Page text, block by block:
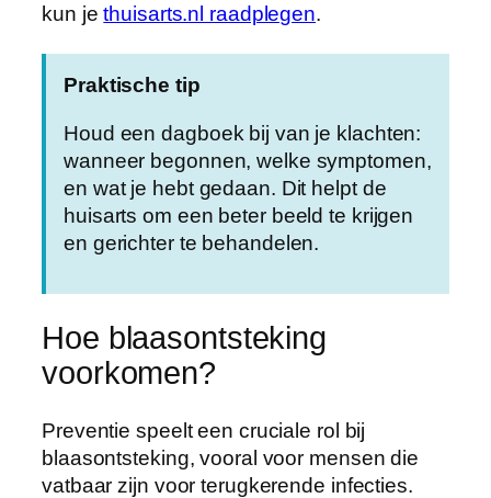
kun jethuisarts.nl raadplegen.
Praktische tip
Houd een dagboek bij van je klachten:
wanneer begonnen, welke symptomen,
en wat je hebt gedaan. Dit helpt de
huisarts om een beter beeld te krijgen
en gerichter te behandelen.
Hoe blaasontsteking
voorkomen?
Preventie speelt een cruciale rol bij
blaasontsteking, vooral voor mensen die
vatbaar zijn voor terugkerende infecties.